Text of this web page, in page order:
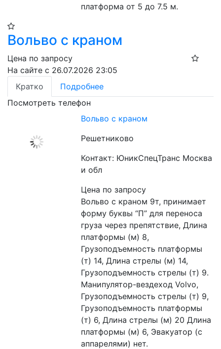
платформа от 5 до 7.5 м.
Вольво с краном
Цена по запросу
На сайте с 26.07.2026 23:05
Кратко
Подробнее
Посмотреть телефон
Вольво с краном
Решетниково
Контакт: ЮникСпецТранс Москва
и обл
Цена по запросу
Вольво с краном 9т, принимает
форму буквы “П” для переноса
груза через препятствие, Длина
платформы (м) 8,
Грузоподъемность платформы
(т) 14, Длина стрелы (м) 14,
Грузоподъемность стрелы (т) 9.
Манипулятор-вездеход Volvo,
Грузоподъемность стрелы (т) 9,
Грузоподъемность платформы
(т) 6, Длина стрелы (м) 20 Длина
платформы (м) 6, Эвакуатор (с
аппарелями) нет.